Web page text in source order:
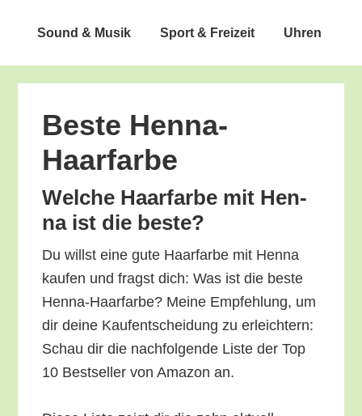
Sound & Musik Sport & Freizeit Uhren
Bes­te Henna-
Haarfarbe
Wel­che Haar­far­be mit Hen­
na ist die beste?
Du willst eine gute Haar­far­be mit Hen­na
kau­fen und fragst dich: Was ist die bes­te
Hen­na-Haar­far­be? Mei­ne Emp­feh­lung, um
dir dei­ne Kauf­ent­schei­dung zu erleich­tern:
Schau dir die nach­fol­gen­de Lis­te der Top
10 Best­sel­ler von Ama­zon an.